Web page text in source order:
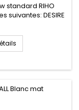
standard RIHO
DESIRE
DEVOTION
RETHINK
Couleurs
(208601) Blanc
RIHO...